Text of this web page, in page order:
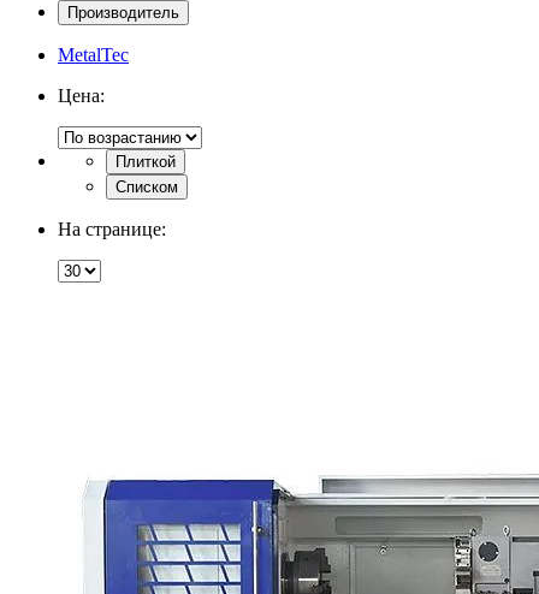
Производитель
MetalTec
Цена:
Плиткой
Списком
На странице: